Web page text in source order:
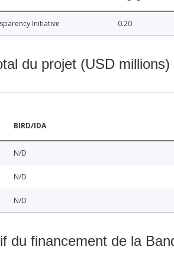
Initiative 0.20
du projet (USD millions)
BIRD/IDA
N/D
N/D
N/D
du financement de la